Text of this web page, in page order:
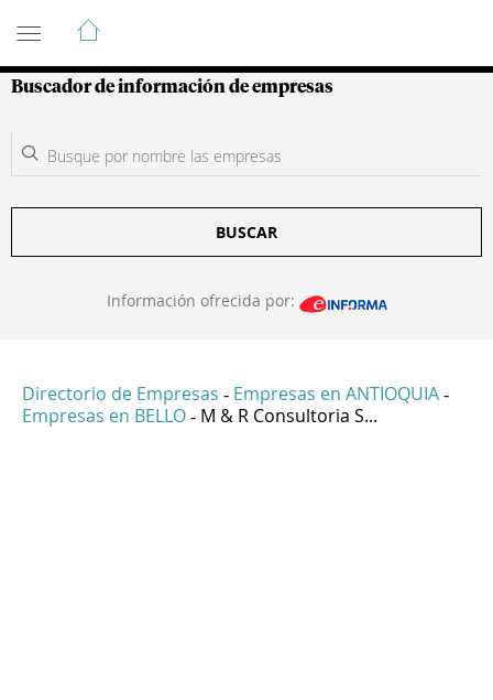
Guía de Empresas Colombianas
Buscador de información de empresas
BUSCAR
Información ofrecida por:
Directorio de Empresas - Empresas en ANTIOQUIA -
Empresas en BELLO - M & R Consultoria S...